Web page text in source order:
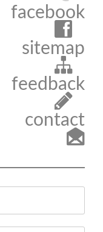
facebook
sitemap
feedback
contact